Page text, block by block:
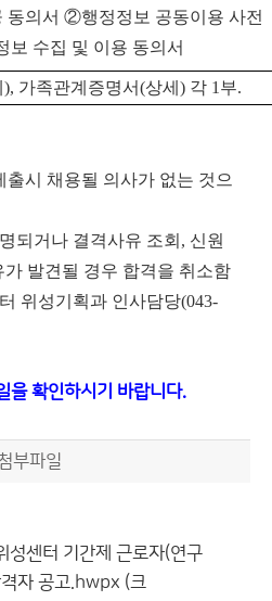
의서 ②행정정보 공동이용 사전
수집 및 이용 동의서
), 가족관계증명서(상세 ) 각 1 부.
시 채용될 의사가 없는 것으
되거나 결격사유 조회, 신원
발견될 경우 합격을 취소함
위성기획과 인사담당(043-
을 확인하시기 바랍니다.
부파일
센터 기간제 근로자(연구
자 공고.hwpx (크